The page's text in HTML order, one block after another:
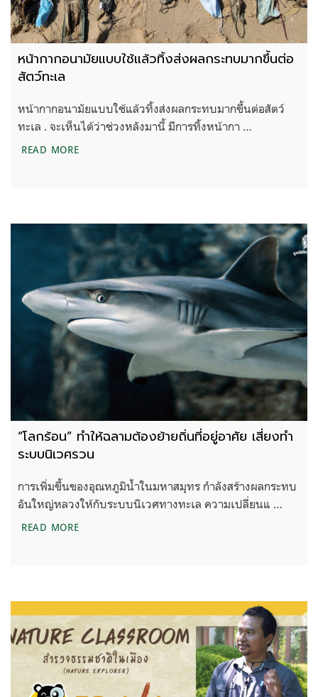
หน้ากากอนามัยแบบใช้แล้วทิ้งส่งผลกระทบมากขึ้นต่อ
สัตว์ทะเล
หน้ากากอนามัยแบบใช้แล้วทิ้งส่งผลกระทบมากขึ้นต่อสัตว์
ทะเล . จะเห็นได้ว่าช่วงหลังมานี้ มีการทิ้งหน้ากา …
READ MOREหน้ากากอนามัยแบบใช้แล้วทิ้งส่งผลกระทบมากขึ้นต่อสั
“โลกร้อน” ทำให้ฉลามต้องย้ายถิ่นที่อยู่อาศัย เสี่ยงทำ
ระบบนิเวศรวน
การเพิ่มขึ้นของอุณหภูมิน้ำในมหาสมุทร กำลังสร้างผลกระทบ
อันใหญ่หลวงให้กับระบบนิเวศทางทะเล ความเปลี่ยนแ …
READ MORE“โลกร้อน” ทำให้ฉลามต้องย้ายถิ่นที่อยู่อาศัย เสี่ยงทำร